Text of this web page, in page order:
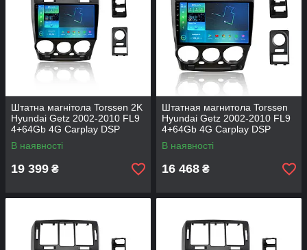
Штатна магнітола Torssen 2K
Hyundai Getz 2002-2010 FL9
4+64Gb 4G Carplay DSP
В наявності
19 399 ₴
Штатная магнитола Torssen
Hyundai Getz 2002-2010 FL9
4+64Gb 4G Carplay DSP
В наявності
16 468 ₴